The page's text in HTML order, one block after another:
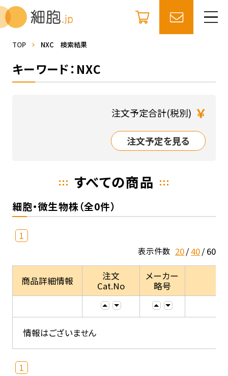
TOP NXC 検索結果
キーワード：NXC
注文予定合計(税別) ￥
注文予定を見る
すべての商品
細胞・微生物株（全0件）
1
表示件数 20 40 60
商品詳細情報
注文
Cat.No
メーカー
略号
情報はございません
1